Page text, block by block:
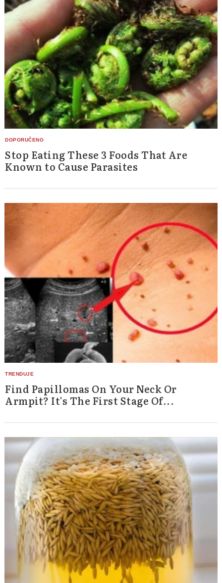
Stop Eating These 3 Foods That Are
Known to Cause Parasites
Find Papillomas On Your Neck Or
Armpit? It's The First Stage Of...
Search
for: